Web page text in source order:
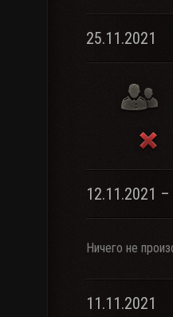
25.11.2021
12.11.2021
Ничего не
11.11.2021